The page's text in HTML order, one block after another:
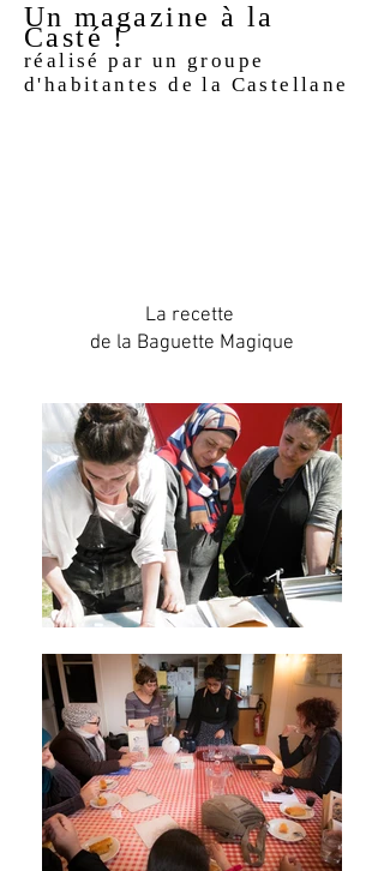
Un magazine à la
Casté !
réalisé par un groupe
d'habitantes de la Castellane
La recette
de la Baguette Magique